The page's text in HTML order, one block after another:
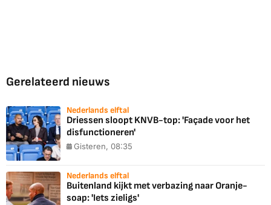
Gerelateerd nieuws
Nederlands elftal
Driessen sloopt KNVB-top: 'Façade voor het
disfunctioneren'
Gisteren, 08:35
Nederlands elftal
Buitenland kijkt met verbazing naar Oranje-
soap: 'Iets zieligs'